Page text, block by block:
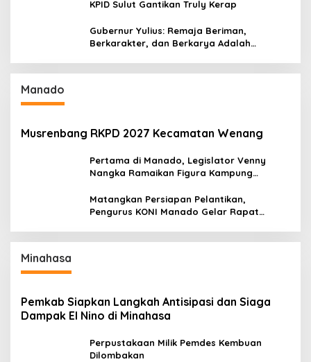
KPID Sulut Gantikan Truly Kerap
Gubernur Yulius: Remaja Beriman,
Berkarakter, dan Berkarya Adalah
Manado
Musrenbang RKPD 2027 Kecamatan Wenang
Pertama di Manado, Legislator Venny
Nangka Ramaikan Figura Kampung
Matangkan Persiapan Pelantikan,
Pengurus KONI Manado Gelar Rapat
Minahasa
Pemkab Siapkan Langkah Antisipasi dan Siaga
Dampak El Nino di Minahasa
Perpustakaan Milik Pemdes Kembuan
Dilombakan